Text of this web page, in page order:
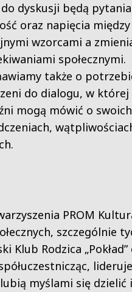
dyskusji będą
oraz napięcia między
wzorcami a
społecznymi.
także o
do dialogu, w której
mogą mówić o swoich
PROM
szczególnie
Klub Rodzica
myślami się dzielić